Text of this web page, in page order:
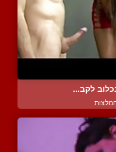
לקב...